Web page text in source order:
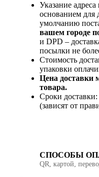
Указание адреса
основанием для
умолчанию
вашем городе
и DPD –
посылки не
Стоимость
упаковки
Цена доставки
товара.
Сроки доставки:
(зависят от
СПОСОБЫ
QR, картой,